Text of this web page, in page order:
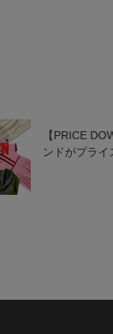
【PRICE
ンドがプライ